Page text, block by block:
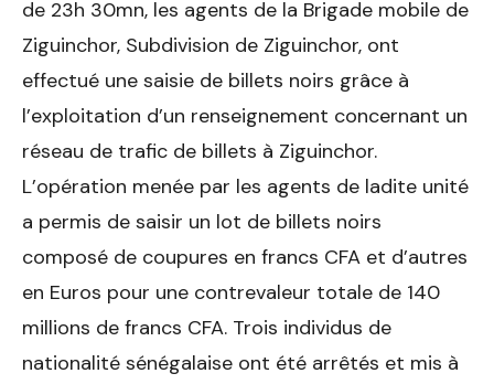
de 23h 30mn, les agents de la Brigade mobile de
Ziguinchor, Subdivision de Ziguinchor, ont
effectué une saisie de billets noirs grâce à
l’exploitation d’un renseignement concernant un
réseau de trafic de billets à Ziguinchor.
L’opération menée par les agents de ladite unité
a permis de saisir un lot de billets noirs
composé de coupures en francs CFA et d’autres
en Euros pour une contrevaleur totale de 140
millions de francs CFA. Trois individus de
nationalité sénégalaise ont été arrêtés et mis à